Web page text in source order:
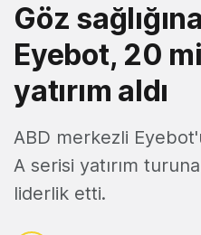
Göz
Eyebot, 20
yatırım aldı
ABD merkezli
A serisi yatırım
liderlik etti.